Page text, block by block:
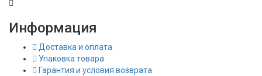
Информация
Доставка и оплата
Упаковка товара
Гарантия и условия возврата